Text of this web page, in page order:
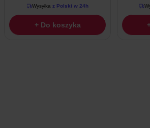
Wysyłka z Polski w 24h
+ Do koszyka